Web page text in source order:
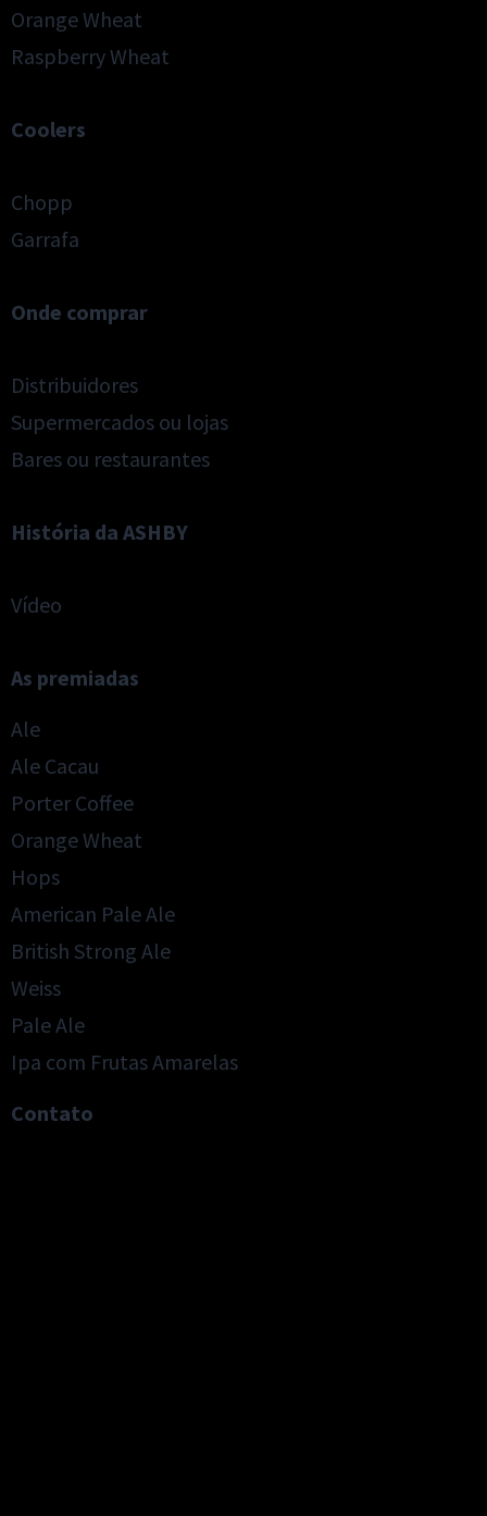
Orange Wheat
Raspberry Wheat
Coolers
Chopp
Garrafa
Onde comprar
Distribuidores
Supermercados ou lojas
Bares ou restaurantes
História da ASHBY
Vídeo
As premiadas
Ale
Ale Cacau
Porter Coffee
Orange Wheat
Hops
American Pale Ale
British Strong Ale
Weiss
Pale Ale
Ipa com Frutas Amarelas
Contato